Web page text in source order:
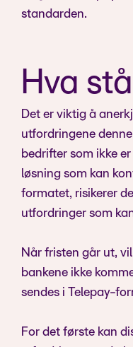
standarden.
Hva
Det er viktig å
utfordringene
bedrifter som ikke
løsning som kan
formatet, risikerer
utfordringer som
Når fristen går ut,
bankene ikke
sendes i Telepay-
For det første kan